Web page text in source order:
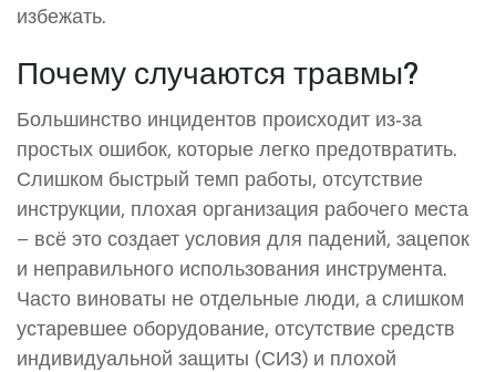
избежать.
Почему случаются травмы?
Большинство инцидентов происходит из‑за
простых ошибок, которые легко предотвратить.
Слишком быстрый темп работы, отсутствие
инструкции, плохая организация рабочего места
– всё это создает условия для падений, зацепок
и неправильного использования инструмента.
Часто виноваты не отдельные люди, а слишком
устаревшее оборудование, отсутствие средств
индивидуальной защиты (СИЗ) и плохой